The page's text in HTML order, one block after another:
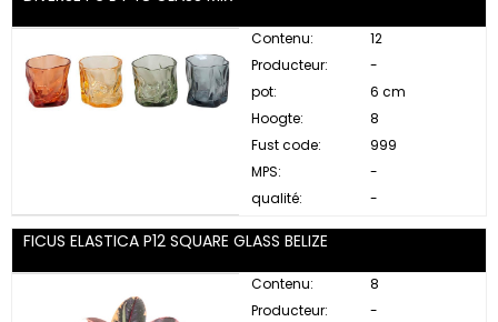
Contenu:
12
Producteur:
-
pot:
6 cm
Hoogte:
8
Fust code:
999
MPS:
-
qualité:
-
FICUS ELASTICA P12 SQUARE GLASS BELIZE
Contenu:
8
Producteur:
-